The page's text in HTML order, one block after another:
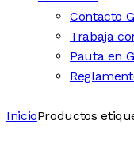
Contacto
Trabaja
Pauta en
InicioProductos